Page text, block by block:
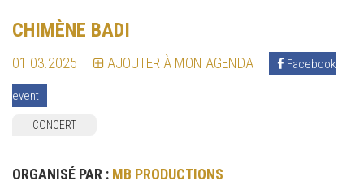
CHIMÈNE BADI
01.03.2025 AJOUTER À MON AGENDA Facebook
event
CONCERT
ORGANISÉ PAR : MB PRODUCTIONS